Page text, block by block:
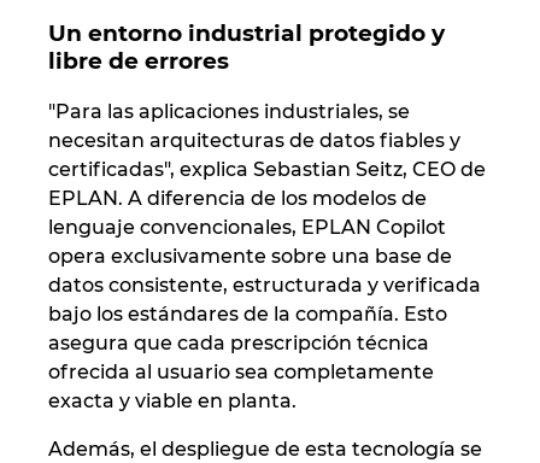
Un entorno industrial protegido y
libre de errores
"Para las aplicaciones industriales, se
necesitan arquitecturas de datos fiables y
certificadas", explica Sebastian Seitz, CEO de
EPLAN. A diferencia de los modelos de
lenguaje convencionales, EPLAN Copilot
opera exclusivamente sobre una base de
datos consistente, estructurada y verificada
bajo los estándares de la compañía. Esto
asegura que cada prescripción técnica
ofrecida al usuario sea completamente
exacta y viable en planta.
Además, el despliegue de esta tecnología se
Slovenia
South Africa
South Korea
Spain
Sweden
Switzerland